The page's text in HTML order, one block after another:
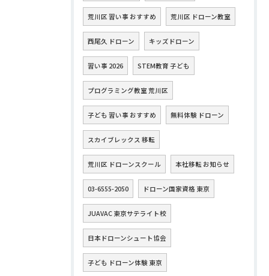
荒川区 習い事 おすすめ 荒川区 ドローン教室
西尾久 ドローン キッズドローン
習い事 2026 STEM教育 子ども
プログラミング教室 荒川区
子ども 習い事 おすすめ 無料体験 ドローン
スカイブレックス 移転
荒川区 ドローンスクール 本社移転 お知らせ
03-6555-2050 ドローン国家資格 東京
JUAVAC 東京サテライト校
日本ドローンシュート協会
子ども ドローン体験 東京